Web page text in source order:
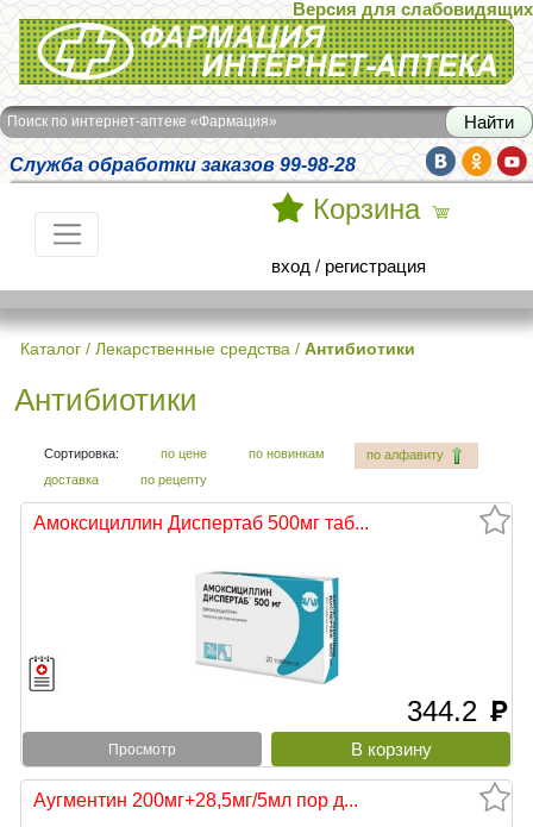
Интернет-аптека Фармация
Версия для слабовидящих
Поиск по интернет-аптеке «Фармация»
Служба обработки заказов 99-98-28
Корзина
вход / регистрация
Каталог / Лекарственные средства / Антибиотики
Антибиотики
Сортировка: по цене по новинкам
по алфавиту
доставка
по рецепту
Амоксициллин Диспертаб 500мг таб...
344.2 руб
Просмотр
Аугментин 200мг+28,5мг/5мл пор д...